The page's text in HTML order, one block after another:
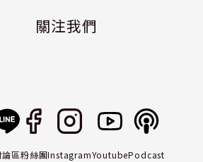
關注我們
論區粉絲團InstagramYoutubePodcast